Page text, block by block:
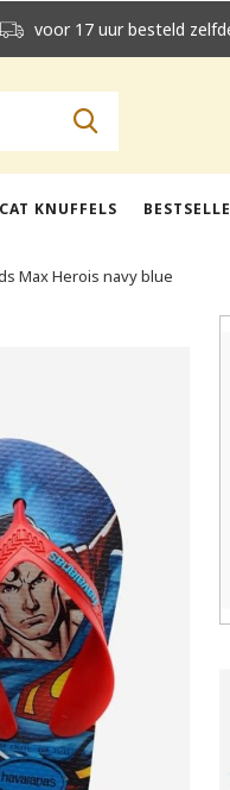
KNUFFELS
voor 17 uur besteld
Max Herois navy blue